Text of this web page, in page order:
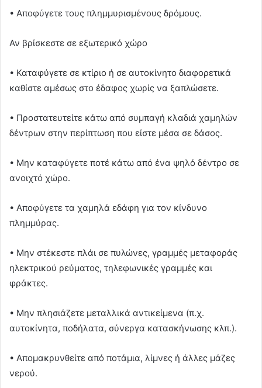
• Αποφύγετε τους πλημμυρισμένους δρόμους.
Αν βρίσκεστε σε εξωτερικό χώρο
• Καταφύγετε σε κτίριο ή σε αυτοκίνητο διαφορετικά
καθίστε αμέσως στο έδαφος χωρίς να ξαπλώσετε.
• Προστατευτείτε κάτω από συμπαγή κλαδιά χαμηλών
δέντρων στην περίπτωση που είστε μέσα σε δάσος.
• Μην καταφύγετε ποτέ κάτω από ένα ψηλό δέντρο σε
ανοιχτό χώρο.
• Αποφύγετε τα χαμηλά εδάφη για τον κίνδυνο
πλημμύρας.
• Μην στέκεστε πλάι σε πυλώνες, γραμμές μεταφοράς
ηλεκτρικού ρεύματος, τηλεφωνικές γραμμές και
φράκτες.
• Μην πλησιάζετε μεταλλικά αντικείμενα (π.χ.
αυτοκίνητα, ποδήλατα, σύνεργα κατασκήνωσης κλπ.).
• Απομακρυνθείτε από ποτάμια, λίμνες ή άλλες μάζες
νερού.